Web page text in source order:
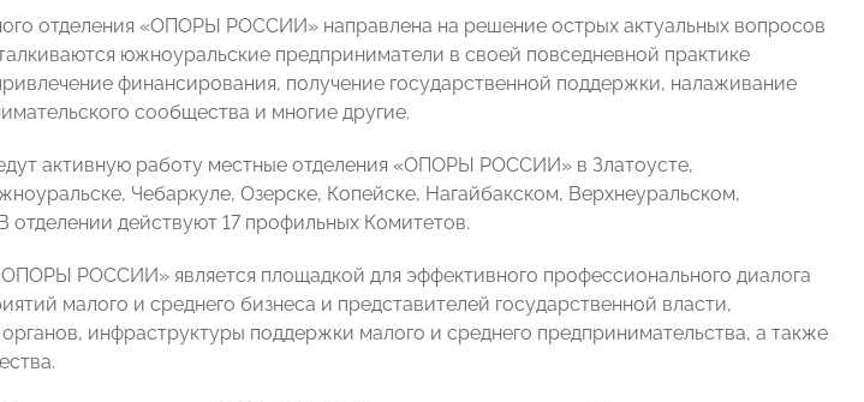
отделения «ОПОРЫ РОССИИ» направлена на решение острых актуальных вопросов
южноуральские предприниматели в своей повседневной практике
финансирования, получение государственной поддержки, налаживание
сообщества и многие другие.
активную работу местные отделения «ОПОРЫ РОССИИ» в Златоусте,
Чебаркуле, Озерске, Копейске, Нагайбакском, Верхнеуральском,
действуют 17 профильных Комитетов.
РОССИИ» является площадкой для эффективного профессионального диалога
малого и среднего бизнеса и представителей государственной власти,
инфраструктуры поддержки малого и среднего предпринимательства, а также